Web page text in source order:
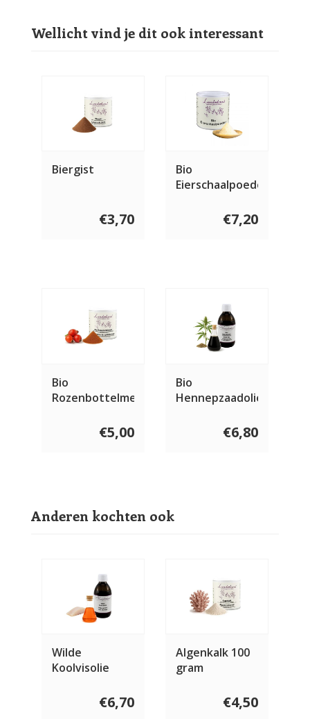
Wellicht vind je dit ook interessant
Biergist
€3,70
Bio
Eierschaalpoeder
€7,20
Bio
Rozenbottelmeel
€5,00
Bio
Hennepzaadolie
€6,80
Anderen kochten ook
Wilde
Koolvisolie
€6,70
Algenkalk 100
gram
€4,50